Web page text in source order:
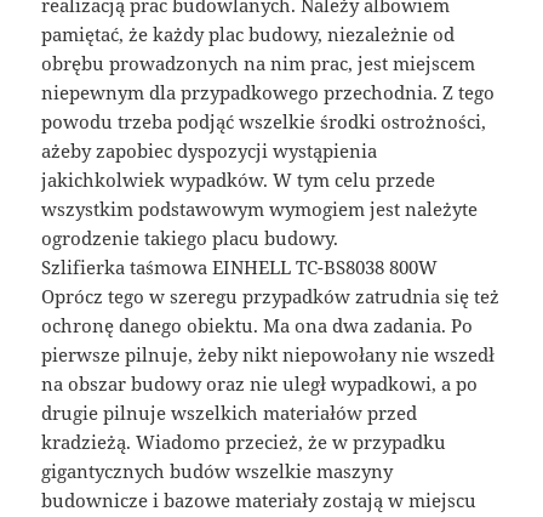
realizacją prac budowlanych. Należy albowiem
pamiętać, że każdy plac budowy, niezależnie od
obrębu prowadzonych na nim prac, jest miejscem
niepewnym dla przypadkowego przechodnia. Z tego
powodu trzeba podjąć wszelkie środki ostrożności,
ażeby zapobiec dyspozycji wystąpienia
jakichkolwiek wypadków. W tym celu przede
wszystkim podstawowym wymogiem jest należyte
ogrodzenie takiego placu budowy.
Szlifierka taśmowa EINHELL TC-BS8038 800W
Oprócz tego w szeregu przypadków zatrudnia się też
ochronę danego obiektu. Ma ona dwa zadania. Po
pierwsze pilnuje, żeby nikt niepowołany nie wszedł
na obszar budowy oraz nie uległ wypadkowi, a po
drugie pilnuje wszelkich materiałów przed
kradzieżą. Wiadomo przecież, że w przypadku
gigantycznych budów wszelkie maszyny
budownicze i bazowe materiały zostają w miejscu